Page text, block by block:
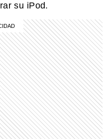
su iPod.